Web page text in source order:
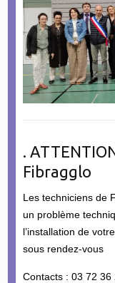
.
Fibragglo
Les techniciens de
un problème
l’installation de
sous rendez-vous
Contacts : 03 72